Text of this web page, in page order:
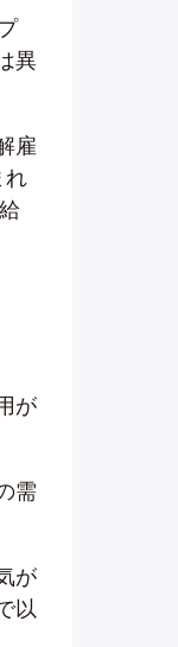
異
雇
れ
が
需
が
以